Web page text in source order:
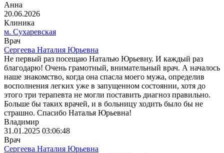
Анна
20.06.2026
Клиника
м. Сухаревская
Врач
Сергеева Наталия Юрьевна
Не первый раз посещаю Наталью Юрьевну. И каждый раз
благодарю! Очень грамотный, внимательный врач. А началось
наше знакомство, когда она спасла моего мужа, определив
восполнения легких уже в запущенном состоянии, хотя до
этого три терапевта не могли поставить диагноз правильно.
Больше бы таких врачей, и в больницу ходить было бы не
страшно. Спасибо Наталья Юрьевна!
Владимир
31.01.2025 03:06:48
Врач
Сергеева Наталия Юрьевна